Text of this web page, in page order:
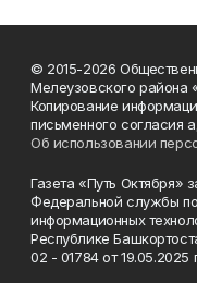
© 2015-2026
Мелеузовского района
Копирование
письменного согласия
Об использовании
Газета «Путь Октября»
Федеральной службы
информационных
Республике
02 - 01784 от 19.05.2025